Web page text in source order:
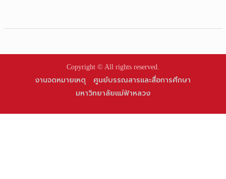
Copyright © All rights reserved.
งานจดหมายเหตุ
ศูนย์บรรณสารและสื่อการศึกษา
มหาวิทยาลัยแม่ฟ้าหลวง